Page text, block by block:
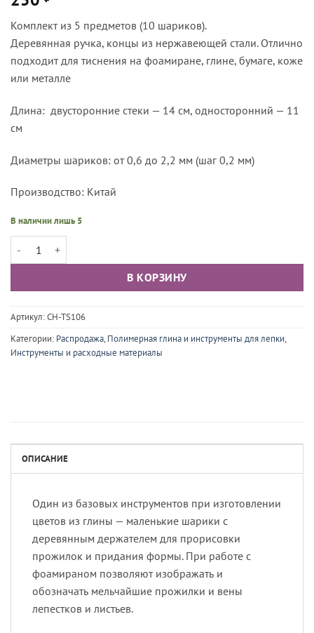
Комплект из 5 предметов (10 шариков).
Деревянная ручка, концы из нержавеющей стали. Отлично
подходит для тиснения на фоамиране, глине, бумаге, коже
или металле
Длина: двусторонние стеки — 14 см, односторонний — 11
см
Диаметры шариков: от 0,6 до 2,2 мм (шаг 0,2 мм)
Производство: Китай
В наличии лишь 5
Количество товара Набор двусторонних стеков-дотс, 10 мини-
В КОРЗИНУ
Артикул:CH-TS106
Категории: Распродажа, Полимерная глина и инструменты для лепки,
Инструменты и расходные материалы
ОПИСАНИЕ
Один из базовых инструментов при изготовлении
цветов из глины — маленькие шарики с
деревянным держателем для прорисовки
прожилок и придания формы. При работе с
фоамираном позволяют изображать и
обозначать мельчайшие прожилки и вены
лепестков и листьев.